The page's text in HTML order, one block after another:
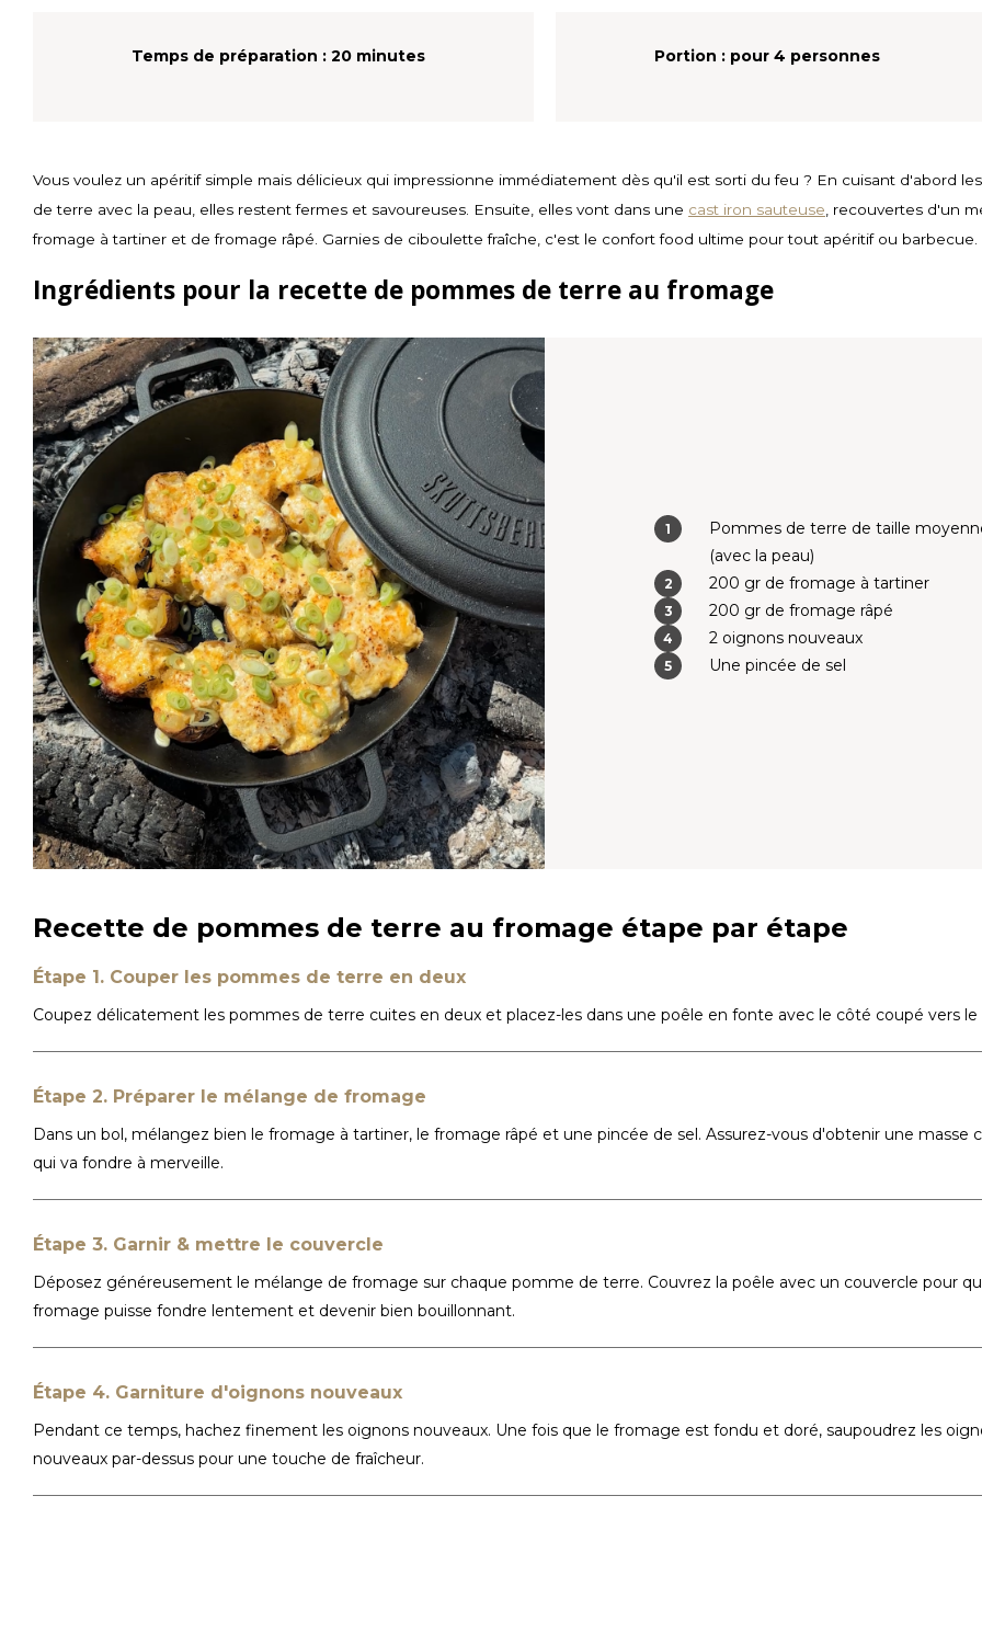
Temps de préparation : 20 minutes Portion : pour 4 personnes
Vous voulez un apéritif simple mais délicieux qui impressionne immédiatement dès qu'il est sorti du feu ? En cuisant d'abord
de terre avec la peau, elles restent fermes et savoureuses. Ensuite, elles vont dans une cast iron sauteuse , recouvertes d'un
fromage à tartiner et de fromage râpé. Garnies de ciboulette fraîche, c'est le confort food ultime pour tout apéritif ou barbecue.
Ingrédients pour la recette de pommes de terre au fromage
Pommes de terre de taille
(avec la peau)
200 gr de fromage à tartiner
200 gr de fromage râpé
2 oignons nouveaux
Une pincée de sel
Recette de pommes de terre au fromage étape par étape
Étape 1. Couper les pommes de terre en deux
Coupez délicatement les pommes de terre cuites en deux et placez-les dans une poêle en fonte avec le côté coupé vers le
Étape 2. Préparer le mélange de fromage
Dans un bol, mélangez bien le fromage à tartiner, le fromage râpé et une pincée de sel. Assurez-vous d'obtenir une masse
qui va fondre à merveille.
Étape 3. Garnir & mettre le couvercle
Déposez généreusement le mélange de fromage sur chaque pomme de terre. Couvrez la poêle avec un couvercle pour
fromage puisse fondre lentement et devenir bien bouillonnant.
Étape 4. Garniture d'oignons nouveaux
Pendant ce temps, hachez finement les oignons nouveaux. Une fois que le fromage est fondu et doré, saupoudrez les
nouveaux par-dessus pour une touche de fraîcheur.